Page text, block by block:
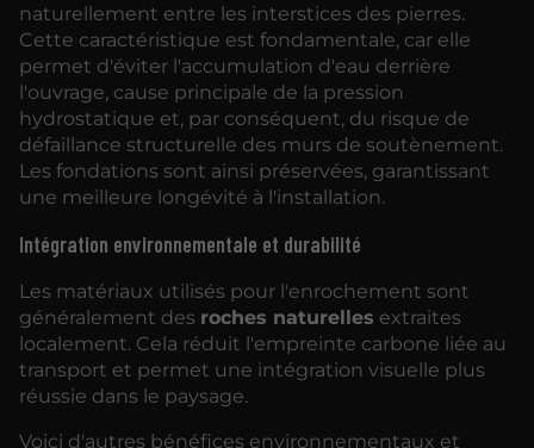
naturellement entre les interstices des pierres.
Cette caractéristique est fondamentale, car elle
permet d'éviter l'accumulation d'eau derrière
l'ouvrage, cause principale de la pression
hydrostatique et, par conséquent, du risque de
défaillance structurelle des murs de soutènement.
Les fondations sont ainsi préservées, garantissant
une meilleure longévité à l'installation.
Intégration environnementale et durabilité
Les matériaux utilisés pour l'enrochement sont
généralement des roches naturelles extraites
localement. Cela réduit l'empreinte carbone liée au
transport et permet une intégration visuelle plus
réussie dans le paysage.
Voici d'autres bénéfices environnementaux et